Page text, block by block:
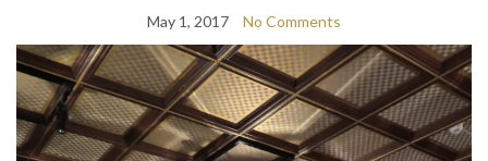
May 1, 2017 No Comments